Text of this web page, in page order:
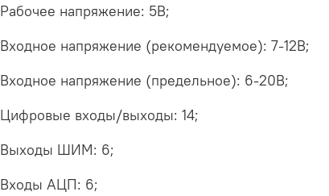
Рабочее напряжение: 5В;
Входное напряжение (рекомендуемое): 7-12В;
Входное напряжение (предельное): 6-20В;
Цифровые входы/выходы: 14;
Выходы ШИМ: 6;
Входы АЦП: 6;